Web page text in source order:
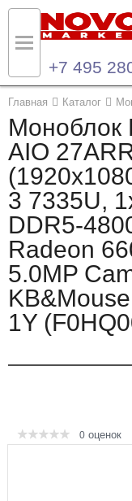
+7 495
Главная Каталог
Моноблок
AIO
3 7335U,
DDR5-
Radeon
5.0MP
1Y
0 оценок
Назад
Каталог продукции
Ноутбуки и ультрабуки
Компьютеры
Моноблоки
Серверы и СХД
Опции и
Мониторы
Назад
Контакты
Контактная информация